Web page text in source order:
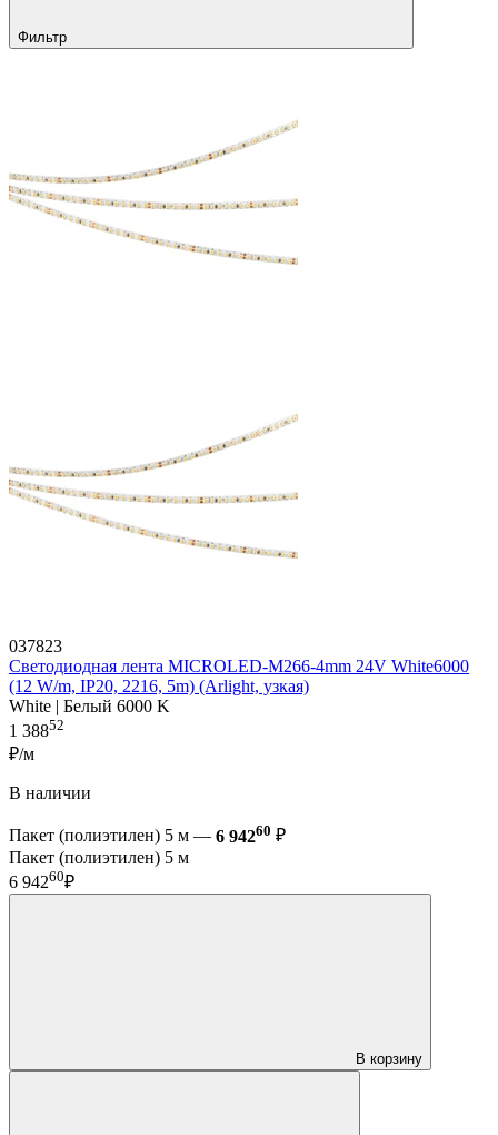
Фильтр
037823
Светодиодная лента MICROLED-M266-4mm 24V White6000
(12 W/m, IP20, 2216, 5m) (Arlight, узкая)
White | Белый 6000 K
1 38852
₽/м
В наличии
Пакет (полиэтилен) 5 м — 6 94260 ₽
Пакет (полиэтилен) 5 м
6 94260₽
В корзину